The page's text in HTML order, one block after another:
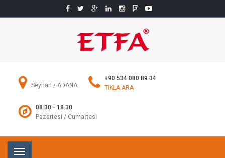
Seyhan / ADANA
+90 534 080 89 34
TIKLA ARA
08.30 - 18.30
Pazartesi / Cumartesi
Toggle